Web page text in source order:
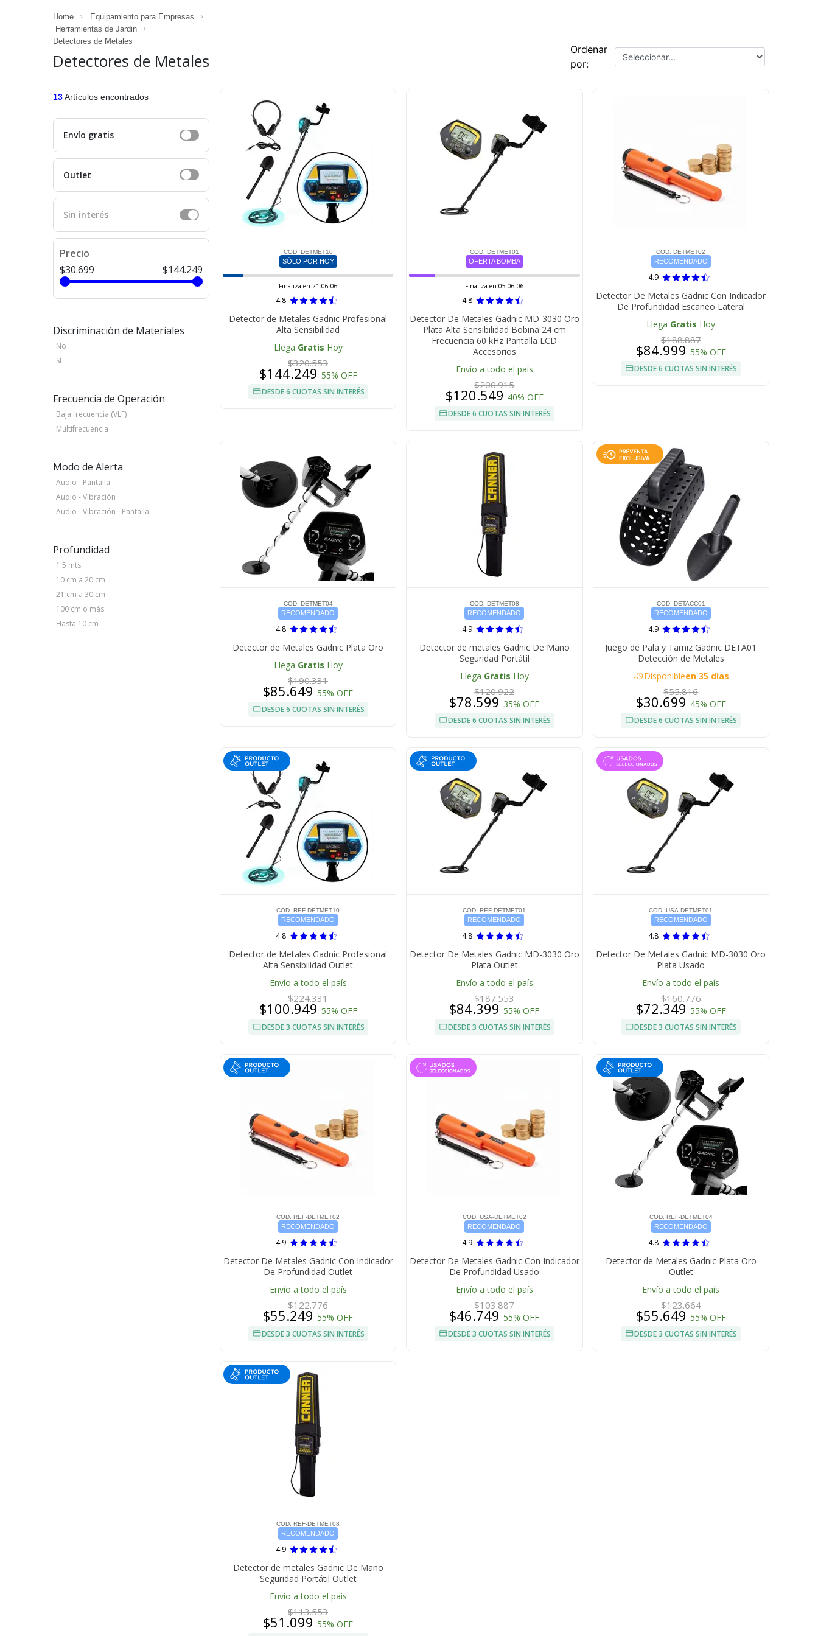
Home
Equipamiento para Empresas
Herramientas de Jardin
Detectores de Metales
Detectores de Metales
13Artículos encontrados
Envío gratis
Outlet
Sin interés
Precio
$30.699
$144.249
Discriminación de Materiales
No
SÍ
Frecuencia de Operación
Baja frecuencia (VLF)
Multifrecuencia
Modo de Alerta
Audio - Pantalla
Audio - Vibración
Audio - Vibración - Pantalla
Profundidad
1.5 mts
10 cm a 20 cm
21 cm a 30 cm
100 cm o más
Hasta 10 cm
Ordenar
por:
COD. DETMET10
SÓLO POR HOY
Finaliza en:21:06:06
4.8
Detector de Metales Gadnic Profesional
Alta Sensibilidad
Llega Gratis Hoy
$320.553
$144.249 55% OFF
DESDE 6 CUOTAS SIN INTERÉS
COD. DETMET01
OFERTA BOMBA
Finaliza en:05:06:06
4.8
Detector De Metales Gadnic MD-3030 Oro
Plata Alta Sensibilidad Bobina 24 cm
Frecuencia 60 kHz Pantalla LCD
Accesorios
Envío a todo el país
$200.915
$120.549 40% OFF
DESDE 6 CUOTAS SIN INTERÉS
COD. DETMET02
RECOMENDADO
4.9
Detector De Metales Gadnic Con Indicador
De Profundidad Escaneo Lateral
Llega Gratis Hoy
$188.887
$84.999 55% OFF
DESDE 6 CUOTAS SIN INTERÉS
COD. DETMET04
RECOMENDADO
4.8
Detector de Metales Gadnic Plata Oro
Llega Gratis Hoy
$190.331
$85.649 55% OFF
DESDE 6 CUOTAS SIN INTERÉS
COD. DETMET08
RECOMENDADO
4.9
Detector de metales Gadnic De Mano
Seguridad Portátil
Llega Gratis Hoy
$120.922
$78.599 35% OFF
DESDE 6 CUOTAS SIN INTERÉS
COD. DETACC01
RECOMENDADO
4.9
Juego de Pala y Tamiz Gadnic DETA01
Detección de Metales
acuteDisponibleen 35 días
$55.816
$30.699 45% OFF
DESDE 6 CUOTAS SIN INTERÉS
COD. REF-DETMET10
RECOMENDADO
4.8
Detector de Metales Gadnic Profesional
Alta Sensibilidad Outlet
Envío a todo el país
$224.331
$100.949 55% OFF
DESDE 3 CUOTAS SIN INTERÉS
COD. REF-DETMET01
RECOMENDADO
4.8
Detector De Metales Gadnic MD-3030 Oro
Plata Outlet
Envío a todo el país
$187.553
$84.39955% OFF
DESDE 3 CUOTAS SIN INTERÉS
COD. USA-DETMET01
RECOMENDADO
4.8
Detector De Metales Gadnic MD-3030 Oro
Plata Usado
Envío a todo el país
$160.776
$72.349 55% OFF
DESDE 3 CUOTAS SIN INTERÉS
COD. REF-DETMET02
RECOMENDADO
4.9
Detector De Metales Gadnic Con Indicador
De Profundidad Outlet
Envío a todo el país
$122.776
$55.249 55% OFF
DESDE 3 CUOTAS SIN INTERÉS
COD. USA-DETMET02
RECOMENDADO
4.9
Detector De Metales Gadnic Con Indicador
De Profundidad Usado
Envío a todo el país
$103.887
$46.74955% OFF
DESDE 3 CUOTAS SIN INTERÉS
COD. REF-DETMET04
RECOMENDADO
4.8
Detector de Metales Gadnic Plata Oro
Outlet
Envío a todo el país
$123.664
$55.649 55% OFF
DESDE 3 CUOTAS SIN INTERÉS
COD. REF-DETMET08
RECOMENDADO
4.9
Detector de metales Gadnic De Mano
Seguridad Portátil Outlet
Envío a todo el país
$113.553
$51.099 55% OFF